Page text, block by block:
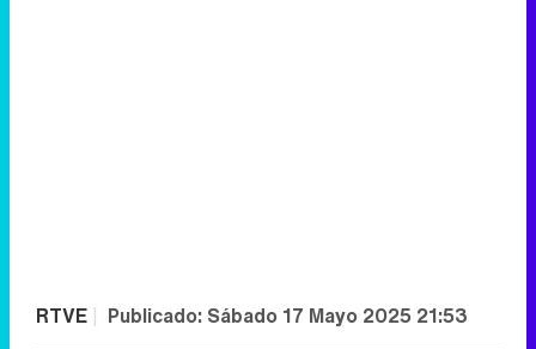
RTVE | Publicado: Sábado 17 Mayo 2025 21:53